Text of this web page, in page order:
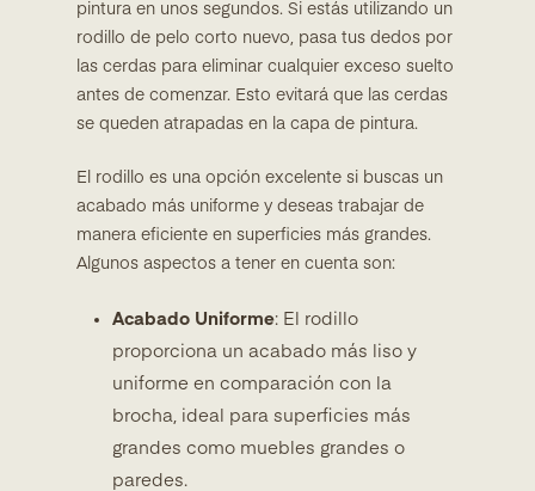
pintura en unos segundos. Si estás utilizando un
rodillo de pelo corto nuevo, pasa tus dedos por
las cerdas para eliminar cualquier exceso suelto
antes de comenzar. Esto evitará que las cerdas
se queden atrapadas en la capa de pintura.
El rodillo es una opción excelente si buscas un
acabado más uniforme y deseas trabajar de
manera eficiente en superficies más grandes.
Algunos aspectos a tener en cuenta son:
Acabado Uniforme: El rodillo
proporciona un acabado más liso y
uniforme en comparación con la
brocha, ideal para superficies más
grandes como muebles grandes o
paredes.